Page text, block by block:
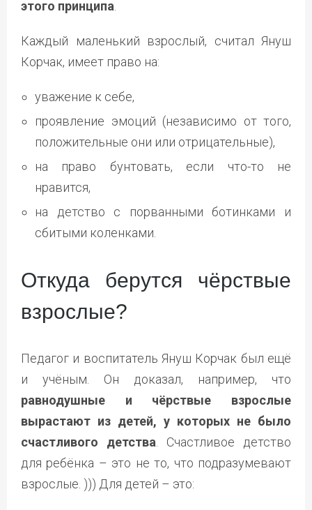
этого принципа
Каждый маленький взрослый, считал Януш
Корчак, имеет право на:
уважение к себе,
проявление эмоций (независимо от того,
положительные они или отрицательные),
на право бунтовать, если что-то не
нравится,
на детство с порванными ботинками и
сбитыми коленками.
Откуда берутся чёрствые
взрослые?
Педагог и воспитатель Януш Корчак был ещё
и учёным. Он доказал, например, что
равнодушные и чёрствые взрослые
вырастают из детей, у которых не было
счастливого детства . Счастливое детство
для ребёнка – это не то, что подразумевают
взрослые. ))) Для детей – это: